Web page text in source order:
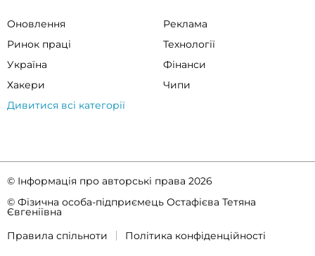
Оновлення
Реклама
Ринок праці
Технології
Україна
Фінанси
Хакери
Чипи
Дивитися всі категорії
© Інформація про авторські права 2026
© Фізична особа-підприємець Остафієва Тетяна
Євгеніївна
Правила спільноти
Політика конфіденційності